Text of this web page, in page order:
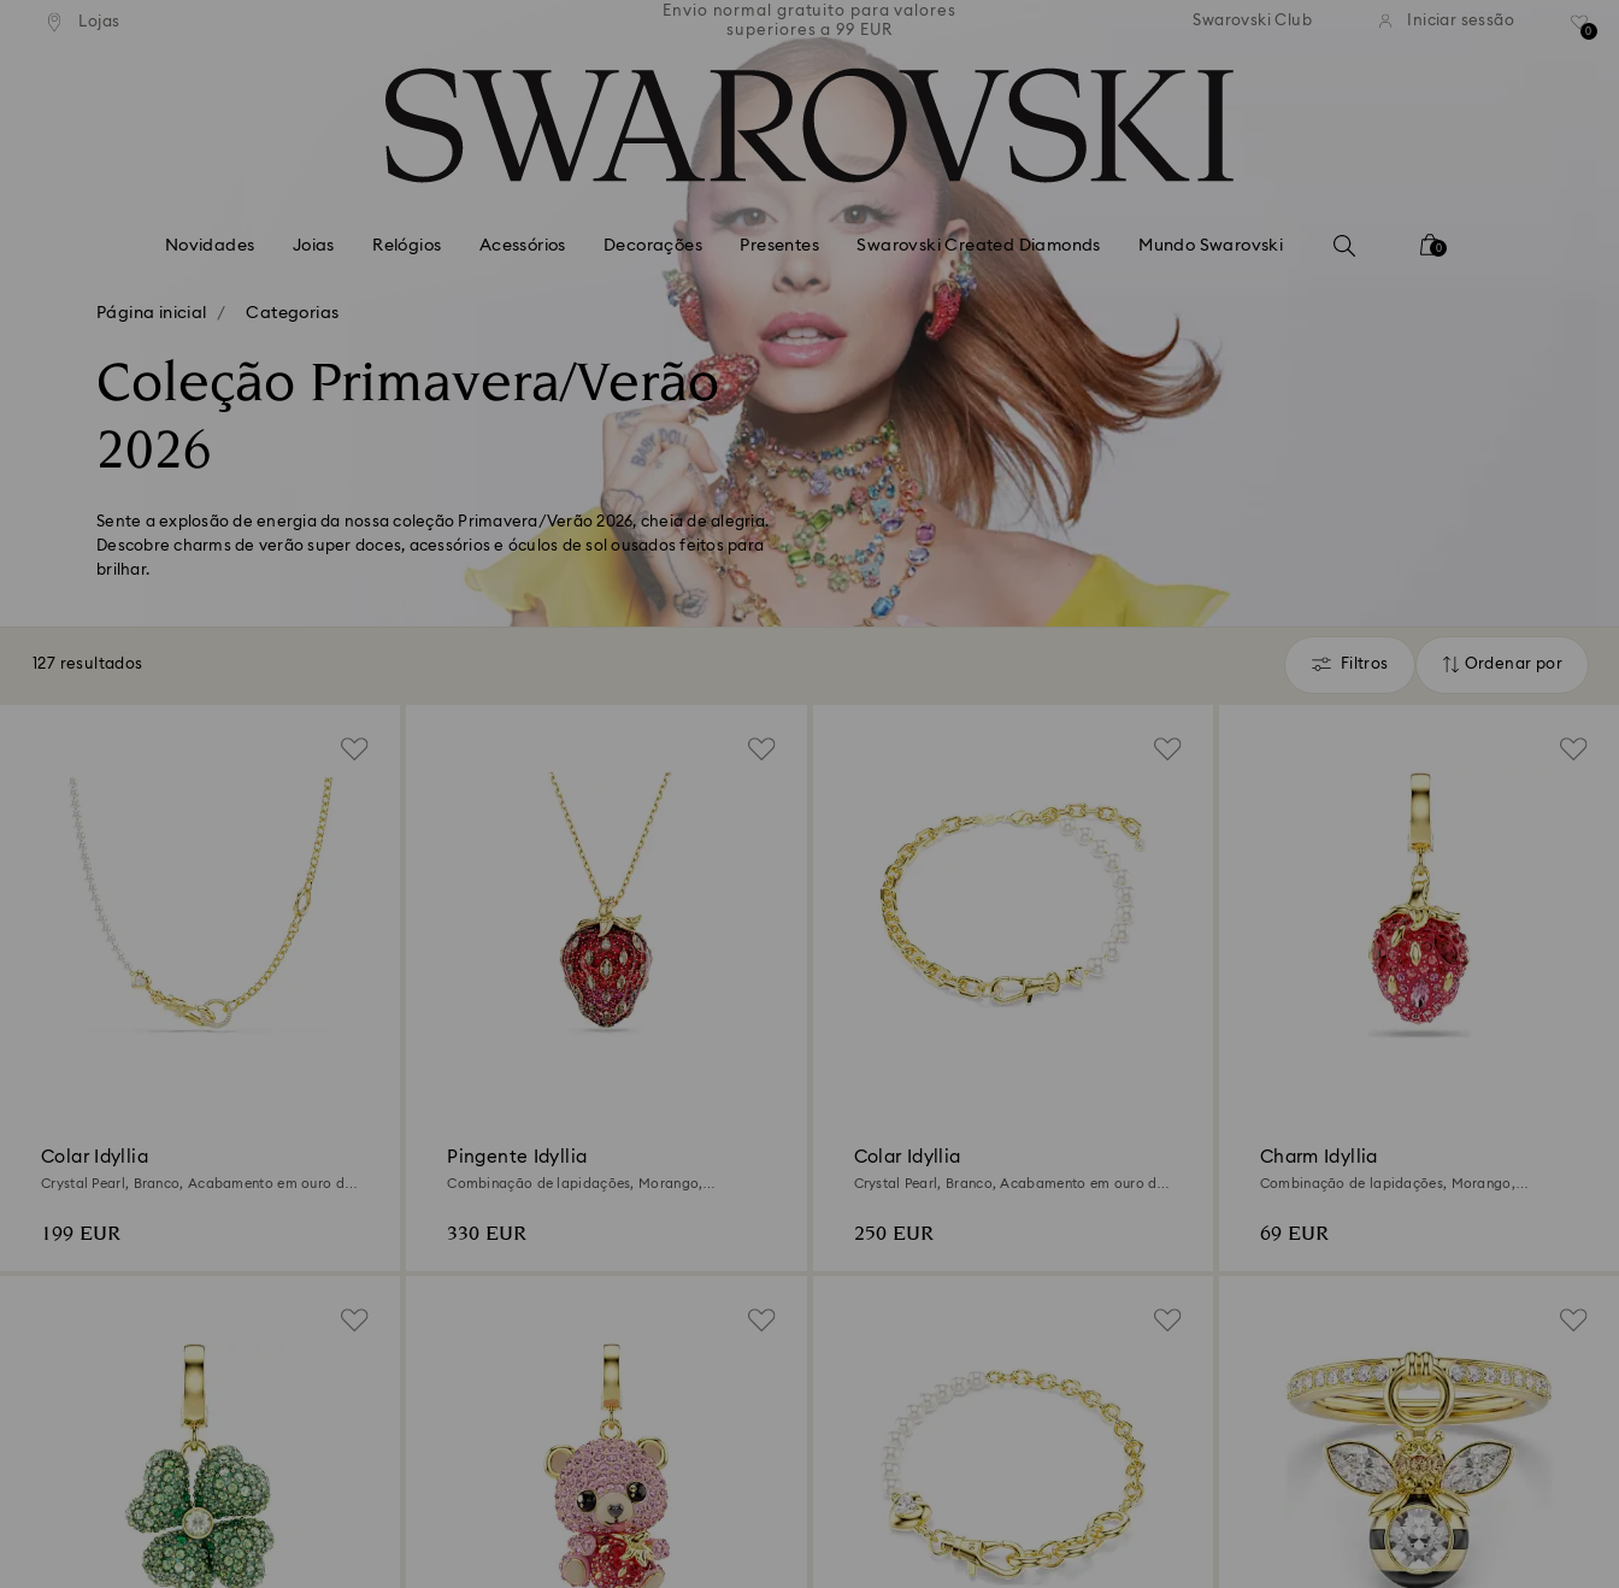
Accesskeys list
Lojas
gratuito para valores
superiores a 99 EUR
Envio normal gratuito para valores
superiores a 99 EUR
Envio normal gratuito para valores
superiores a 99 EUR
Envio normal gratuito para
superiores a 99 EUR
Swarovski Club Iniciar sessão
0
Novidades Joias Relógios Acessórios Decorações Presentes Swarovski Created Diamonds Mundo Swarovski 0
Página inicial Categorias
Coleção Primavera/Verão
2026
Sente a explosão de energia da nossa coleção Primavera/Verão 2026, cheia de alegria.
Descobre charms de verão super doces, acessórios e óculos de sol ousados feitos para
brilhar.
127 resultados Filtros
Filtros Ordenar por
Ordenar
Colar Idyllia
Crystal Pearl, Branco, Acabamento em ouro de
199 EUR
Pingente Idyllia
Combinação de lapidações, Morango,
330 EUR
Colar Idyllia
Crystal Pearl, Branco, Acabamento em ouro de
250 EUR
Charm Idyllia
Combinação de lapidações, Morango,
69 EUR